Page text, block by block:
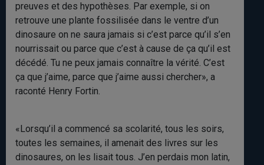
preuves et des hypothèses. Par exemple, si on
retrouve une plante fossilisée dans le ventre d’un
dinosaure on ne saura jamais si c’est parce qu’il s’en
nourrissait ou parce que c’est à cause de ça qu’il est
décédé. Tu ne peux jamais connaître la vérité. C’est
ça que j’aime, parce que j’aime aussi chercher», a
raconté Henry Fortin.
«Lorsqu’il a commencé sa scolarité, tous les soirs,
toutes les semaines, il amenait des livres sur les
dinosaures, on les lisait tous. J’en perdais mon latin,